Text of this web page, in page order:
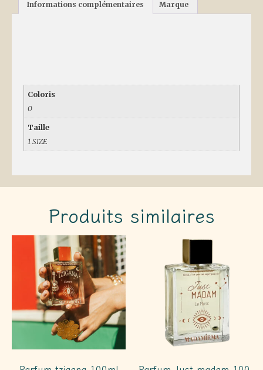
Informations complémentaires Marque
Coloris
0
Taille
1 SIZE
Produits similaires